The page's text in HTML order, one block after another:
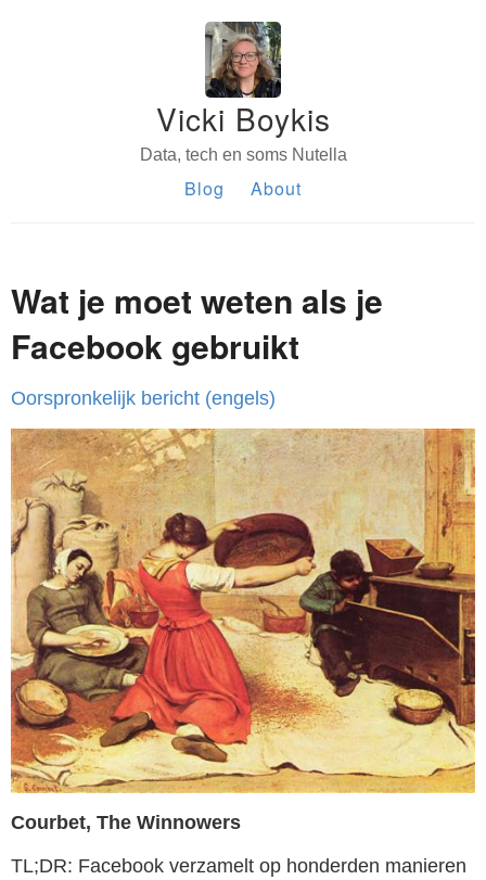
Vicki Boykis
Data, tech en soms Nutella
Blog About
Wat je moet weten als je
Facebook gebruikt
Oorspronkelijk bericht (engels)
Courbet, The Winnowers
TL;DR: Facebook verzamelt op honderden manieren